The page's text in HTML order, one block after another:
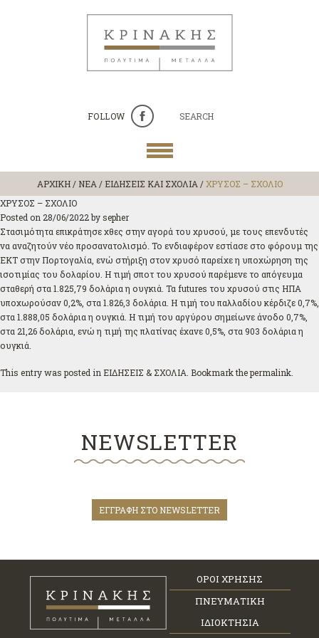
FOLLOW SEARCH
ΑΡΧΙΚΗ/ ΝΕΑ / ΕΙΔΗΣΕΙΣ ΚΑΙ ΣΧΟΛΙΑ /ΧΡΥΣΟΣ – ΣΧΟΛΙΟ
ΧΡΥΣΟΣ – ΣΧΟΛΙΟ
Posted on 28/06/2022bysepher
Στασιμότητα επικράτησε χθες στην αγορά του χρυσού, με τους επενδυτές
να αναζητούν νέο προσανατολισμό. Το ενδιαφέρον εστίασε στο φόρουμ της
ΕΚΤ στην Πορτογαλία, ενώ στήριξη στον χρυσό παρείχε η υποχώρηση της
ισοτιμίας του δολαρίου. Η τιμή σποτ του χρυσού παρέμενε το απόγευμα
σταθερή στα 1.825,79 δολάρια η ουγκιά. Τα futures του χρυσού στις ΗΠΑ
υποχωρούσαν 0,2%, στα 1.826,3 δολάρια. Η τιμή του παλλαδίου κέρδιζε 0,7%,
στα 1.888,05 δολάρια η ουγκιά. Η τιμή του αργύρου σημείωνε άνοδο 0,7%,
στα 21,26 δολάρια, ενώ η τιμή της πλατίνας έχανε 0,5%, στα 903 δολάρια η
ουγκιά.
This entry was posted in ΕΙΔΗΣΕΙΣ & ΣΧΟΛΙΑ . Bookmark thepermalink
NEWSLETTER
ΕΓΓΡΑΦΗ ΣΤΟ NEWSLETTER
ΟΡΟΙ ΧΡΗΣΗΣ
ΠΝΕΥΜΑΤΙΚΗ
ΙΔΙΟΚΤΗΣΙΑ